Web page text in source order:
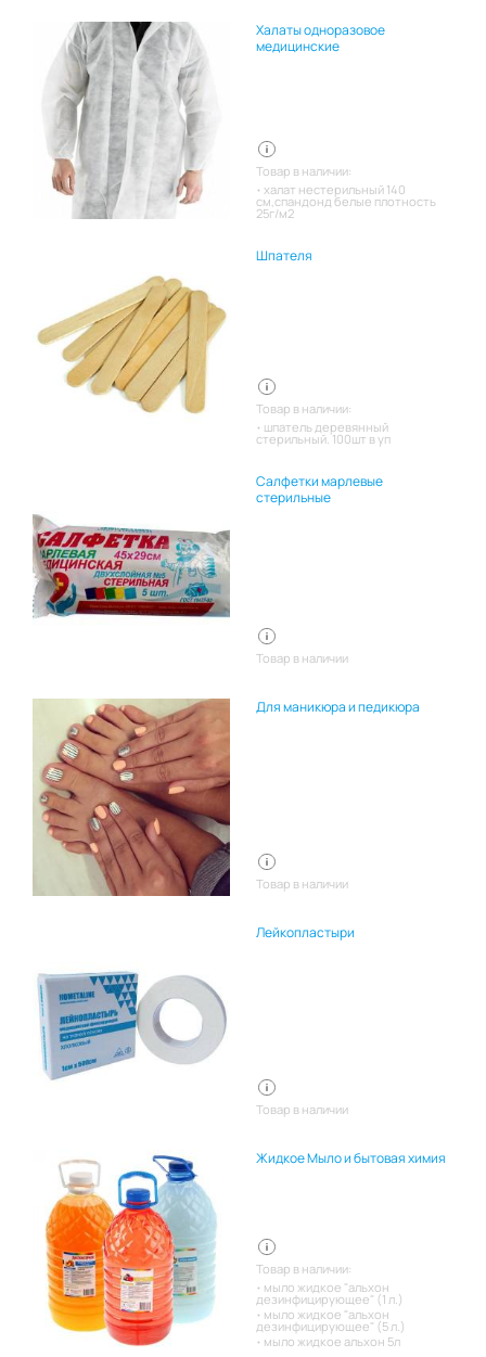
Халаты одноразовое
медицинские
Товар в наличии:
халат нестерильный 140
см,спандонд белые плотность
25г/м2
Шпателя
Товар в наличии:
шпатель деревянный
стерильный. 100шт в уп
Салфетки марлевые
стерильные
Товар в наличии
Для маникюра и педикюра
Товар в наличии
Лейкопластыри
Товар в наличии
Жидкое Мыло и бытовая химия
Товар в наличии:
мыло жидкое "альхон
дезинфицирующее" (1 л.)
мыло жидкое "альхон
дезинфицирующее" (5 л.)
мыло жидкое альхон 5л